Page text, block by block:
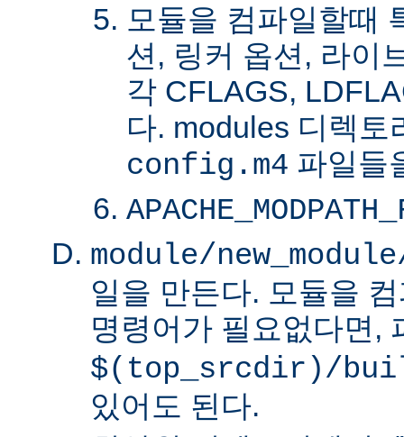
모듈을 컴파일할때
션, 링커 옵션, 라이
각 CFLAGS,
다. modules 디렉토
config.m4 파일들
module/
일을 만든다. 모듈을
명령어가 필요없다면,
$(top_srcdir)/
있어도 된다.